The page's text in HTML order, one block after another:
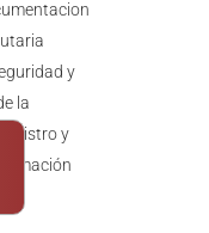
y
la
y